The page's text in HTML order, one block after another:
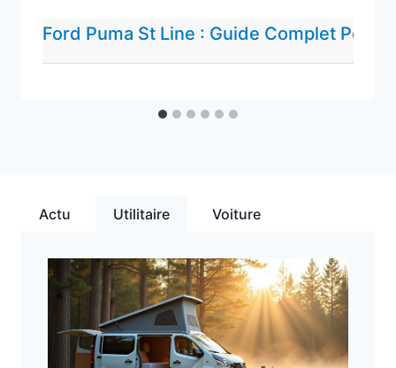
Avancée
6.5
3 ans / 60 000 km
Savoir Sur Cette Berline De Légende
Ford Puma St Line : Guide Complet Pour
Actu Utilitaire Voiture